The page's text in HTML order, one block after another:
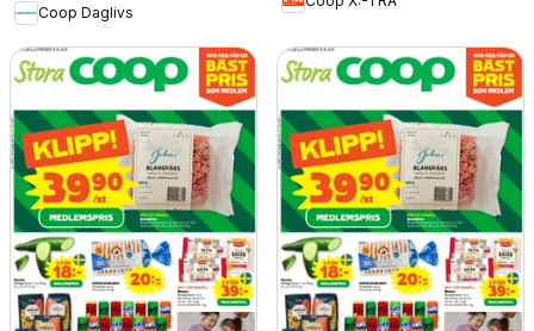
Coop Daglivs